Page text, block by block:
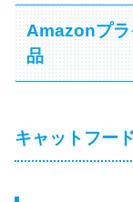
Amazonプラ
品
キャットフー